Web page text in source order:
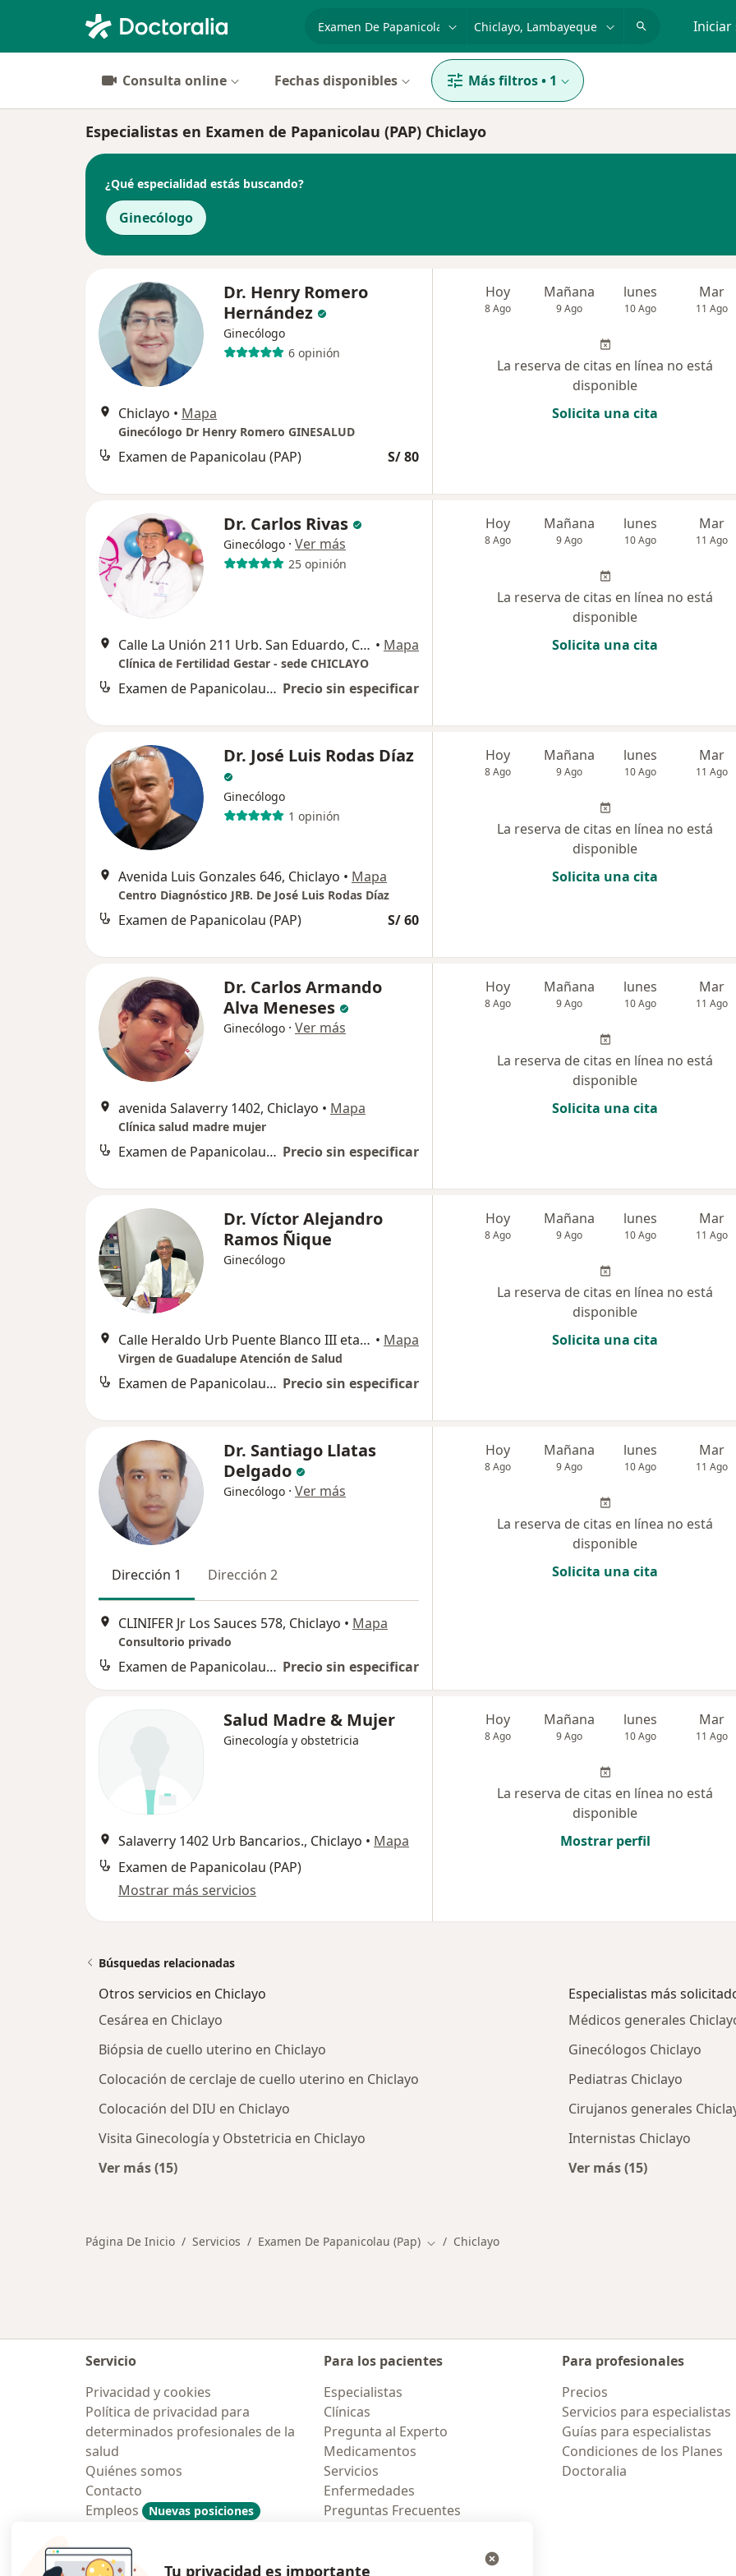
Iniciar
Consulta online Fechas disponibles Más filtros• 1
Especialistas en Examen de Papanicolau (PAP) Chiclayo
¿Qué especialidad estás buscando?
Ginecólogo
Dr. Henry Romero
Hernández
Ginecólogo
6 opinión
Chiclayo • Mapa
Ginecólogo Dr Henry Romero GINESALUD
Examen de Papanicolau (PAP) S/ 80
Hoy
8 Ago
Mañana
9 Ago
lunes
10 Ago
Mar
11 Ago
La reserva de citas en línea no está
disponible
Solicita una cita
Dr. Carlos Rivas
Ginecólogo · Ver más
25 opinión
Calle La Unión 211 Urb. San Eduardo, Chiclayo • Mapa
Clínica de Fertilidad Gestar - sede CHICLAYO
Examen de Papanicolau (PAP) Precio sin especificar
Hoy
8 Ago
Mañana
9 Ago
lunes
10 Ago
Mar
11 Ago
La reserva de citas en línea no está
disponible
Solicita una cita
Dr. José Luis Rodas Díaz
Ginecólogo
1 opinión
Avenida Luis Gonzales 646, Chiclayo • Mapa
Centro Diagnóstico JRB. De José Luis Rodas Díaz
Examen de Papanicolau (PAP) S/ 60
Hoy
8 Ago
Mañana
9 Ago
lunes
10 Ago
Mar
11 Ago
La reserva de citas en línea no está
disponible
Solicita una cita
Dr. Carlos Armando
Alva Meneses
Ginecólogo · Ver más
avenida Salaverry 1402, Chiclayo • Mapa
Clínica salud madre mujer
Examen de Papanicolau (PAP) Precio sin especificar
Hoy
8 Ago
Mañana
9 Ago
lunes
10 Ago
Mar
11 Ago
La reserva de citas en línea no está
disponible
Solicita una cita
Dr. Víctor Alejandro
Ramos Ñique
Ginecólogo
Calle Heraldo Urb Puente Blanco III etapa • Mapa
Virgen de Guadalupe Atención de Salud
Examen de Papanicolau (PAP) Precio sin especificar
Hoy
8 Ago
Mañana
9 Ago
lunes
10 Ago
Mar
11 Ago
La reserva de citas en línea no está
disponible
Solicita una cita
Dr. Santiago Llatas
Delgado
Ginecólogo · Ver más
Dirección 1 Dirección 2
CLINIFER Jr Los Sauces 578, Chiclayo • Mapa
Consultorio privado
Examen de Papanicolau (PAP) Precio sin especificar
Hoy
8 Ago
Mañana
9 Ago
lunes
10 Ago
Mar
11 Ago
La reserva de citas en línea no está
disponible
Solicita una cita
Salud Madre & Mujer
Ginecología y obstetricia
Salaverry 1402 Urb Bancarios., Chiclayo • Mapa
Examen de Papanicolau (PAP)
Mostrar más servicios
Hoy
8 Ago
Mañana
9 Ago
lunes
10 Ago
Mar
11 Ago
La reserva de citas en línea no está
disponible
Mostrar perfil
Búsquedas relacionadas
Otros servicios en Chiclayo
Cesárea en Chiclayo
Biópsia de cuello uterino en Chiclayo
Colocación de cerclaje de cuello uterino en Chiclayo
Colocación del DIU en Chiclayo
Visita Ginecología y Obstetricia en Chiclayo
Ver más (15)
Especialistas más
Médicos generales
Ginecólogos Chiclayo
Pediatras Chiclayo
Cirujanos generales
Internistas Chiclayo
Ver más (15)
Página De Inicio Servicios Examen De Papanicolau (Pap) Cambiar de ciudad
Chiclayo
Servicio
Privacidad y cookies
Política de privacidad para
determinados profesionales de la
salud
Quiénes somos
Contacto
Empleos
Nuevas posiciones
Contratación
Para los pacientes
Especialistas
Clínicas
Pregunta al Experto
Medicamentos
Servicios
Enfermedades
Preguntas Frecuentes
Para profesionales
Precios
Servicios para especialistas
Guías para especialistas
Condiciones de los Planes
Doctoralia
Tu privacidad es importante